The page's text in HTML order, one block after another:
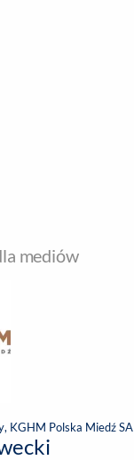
mediów
KGHM Polska Miedź SA